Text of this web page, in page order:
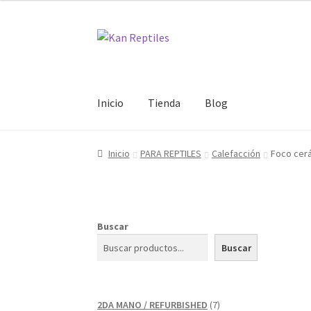
Ir
Ir
Inicio Tienda Blog
Inicio PARA REPTILES Calefacción Foco
Buscar
Buscar
2DA MANO / REFURBISHED 77